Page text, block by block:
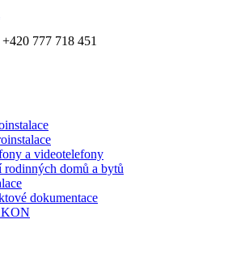
+420 777 718 451
a videotelefony
rodinných domů a bytů
dokumentace